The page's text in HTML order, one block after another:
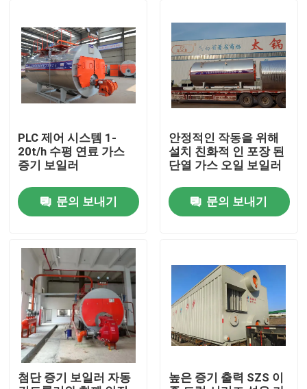
집
제품
화면
우리에 대하여
공장 여행
PLC 제어 시스템 1-
20t/h 수평 연료 가스
증기 보일러
문의 보내기
안정적인 작동을 위해
설치 친화적 인 포장 된
단열 가스 오일 보일러
문의 보내기
첨단 증기 보일러 자동
높은 증기 출력 SZS 이